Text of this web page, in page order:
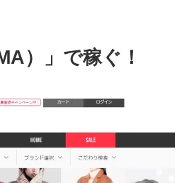
）」で稼ぐ！